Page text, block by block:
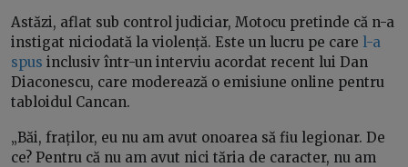
Astăzi, aflat sub control judiciar, Motocu pretinde că n-a
instigat niciodată la violență. Este un lucru pe care l-a
spus inclusiv într-un interviu acordat recent lui Dan
Diaconescu, care moderează o emisiune online pentru
tabloidul Cancan.
„Băi, fraților, eu nu am avut onoarea să fiu legionar. De
ce? Pentru că nu am avut nici tăria de caracter, nu am